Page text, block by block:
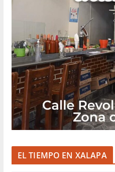
EL TIEMPO EN XALAPA